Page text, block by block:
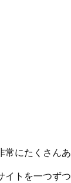
常にたくさんあ
イトを一つずつ